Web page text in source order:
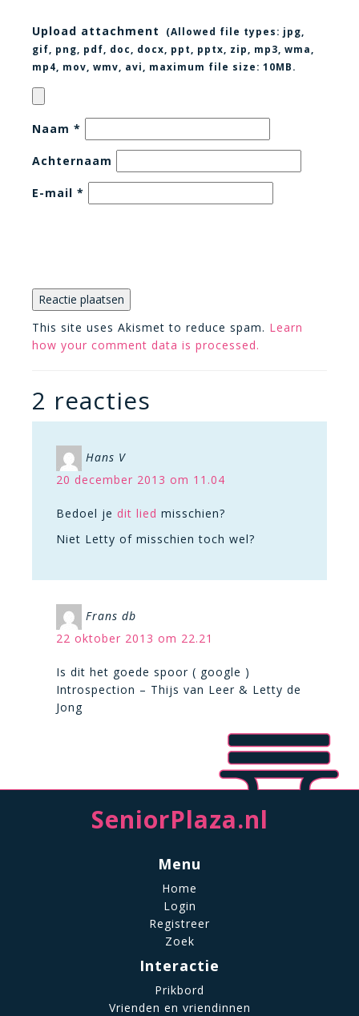
Upload attachment (Allowed file types: jpg,
gif, png, pdf, doc, docx, ppt, pptx, zip, mp3, wma,
mp4, mov, wmv, avi
, maximum file size: 10MB.
Naam *
Achternaam
E-mail *
This site uses Akismet to reduce spam. Learn
how your comment data is processed.
2 reacties
Hans V
20 december 2013 om 11.04
Bedoel je dit lied misschien?
Niet Letty of misschien toch wel?
Frans db
22 oktober 2013 om 22.21
Is dit het goede spoor ( google )
Introspection – Thijs van Leer & Letty de
Jong
SeniorPlaza.nl
Menu
Home
Login
Registreer
Zoek
Interactie
Prikbord
Vrienden en vriendinnen